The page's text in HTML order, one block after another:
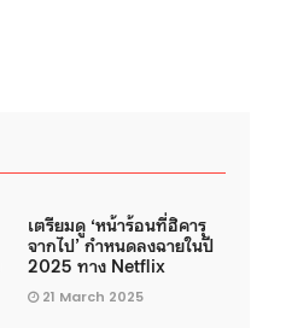
เตรียมดู ‘หน้าร้อนที่ฮิคารุ
จากไป’ กำหนดลงฉายในปี
2025 ทาง Netflix
21 March 2025